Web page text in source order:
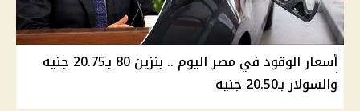
أسعار الوقود في مصر اليوم .. بنزين 80 بـ20.75 جنيه
والسولار بـ20.50 جنيه